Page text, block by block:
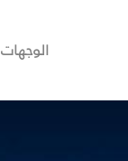
الوجهات